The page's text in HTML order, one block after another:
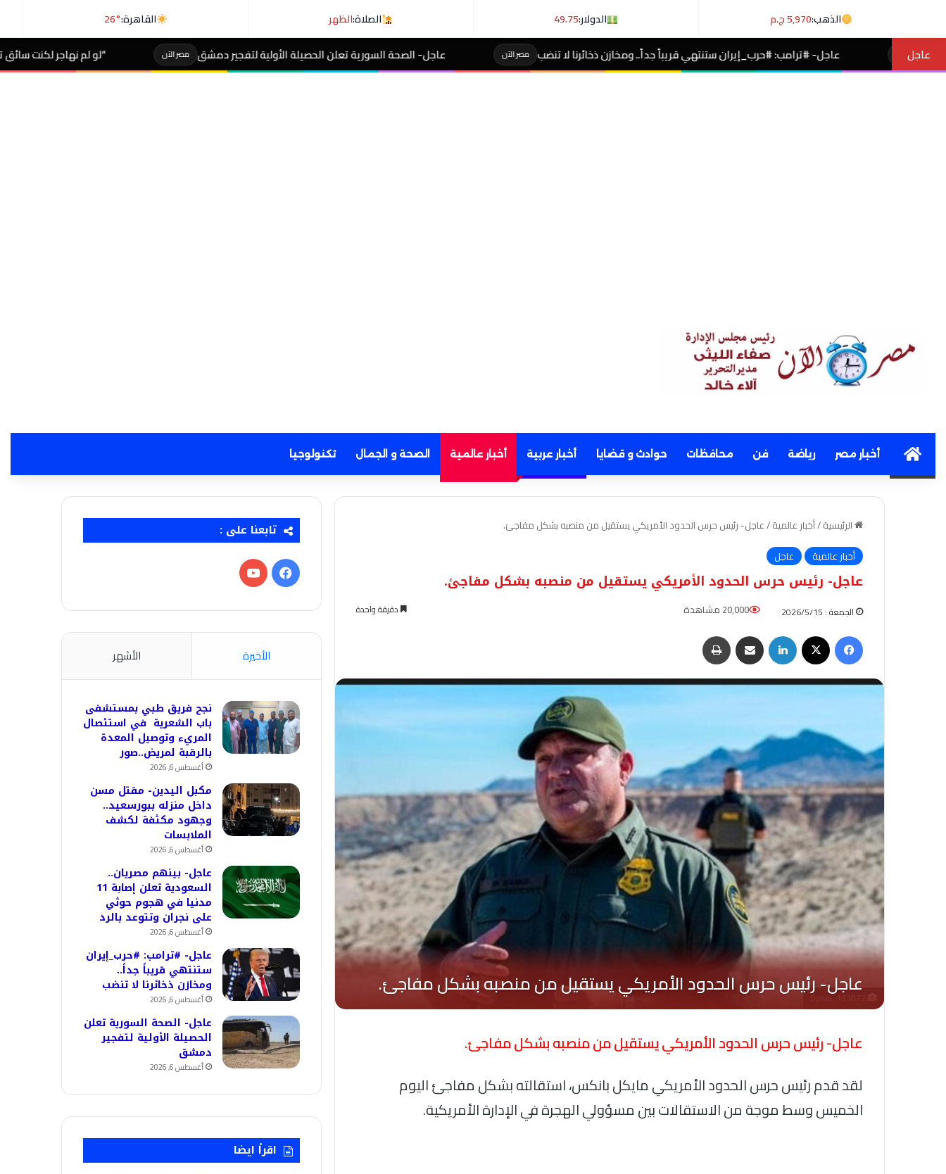
الذهب:5,970 ج.م الدولار:49.75 الصلاة:الظهر القاهرة:26°
عاجل
عاجل- #ترامب: #حرب_إيران ستنتهي قريباً جداً.. ومخازن ذخائرنا لا تنضب مصر الآن عاجل- الصحة السورية تعلن الحصيلة الأولية لتفجير دمشق مصر الآن “لو لم نهاجر لكنت سائق تاكسي في مصر”.. أول
Homeأخبار مصر رياضة فن محافظات حوادث و قضايا أخبار عربية أخبار عالمية الصحة و الجمال تكنولوجيا
الرئيسية/أخبار عالمية/عاجل- رئيس حرس الحدود الأمريكي يستقيل من منصبه بشكل مفاجئ.
أخبار عالمية
عاجل
عاجل- رئيس حرس الحدود الأمريكي يستقيل من منصبه بشكل مفاجئ.
الجمعة : 2026/5/15 دقيقة واحدة
20,000 مشاهدة
فيسبوك
لينكدإن مشاركة عبر البريد
عاجل- رئيس حرس الحدود الأمريكي يستقيل من منصبه بشكل مفاجئ.
لقد قدم رئيس حرس الحدود الأمريكي مايكل بانكس، استقالته بشكل مفاجئ اليوم
الخميس وسط موجة من الاستقالات بين مسؤولي الهجرة في الإدارة الأمريكية.
تابعنا على :
فيسبوك‫YouTube
الأخيرة الأشهر
نجح فريق طبي بمستشفى
باب الشعرية في استئصال
المريء وتوصيل المعدة
بالرقبة لمريض..صور
أغسطس 6, 2026
مكبل اليدين- مقتل مسن
داخل منزله ببورسعيد..
وجهود مكثفة لكشف
الملابسات
أغسطس 6, 2026
عاجل- بينهم مصريان..
السعودية تعلن إصابة 11
مدنيا في هجوم حوثي
على نجران وتتوعد بالرد
أغسطس 6, 2026
عاجل- #ترامب: #حرب_إيران
ستنتهي قريباً جداً..
ومخازن ذخائرنا لا تنضب
أغسطس 6, 2026
عاجل- الصحة السورية تعلن
الحصيلة الأولية لتفجير
دمشق
أغسطس 6, 2026
اقرأ ايضا